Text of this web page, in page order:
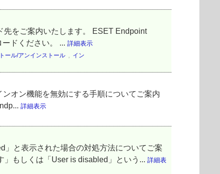
をご案内いたします。 ESET Endpoint
ドください。 ... 詳細表示
ール/アンインストール , イン
オン機能を無効にする手順についてご案内
詳細表示
と表示された場合の対処方法についてご案
もしくは「User is disabled」という... 詳細表